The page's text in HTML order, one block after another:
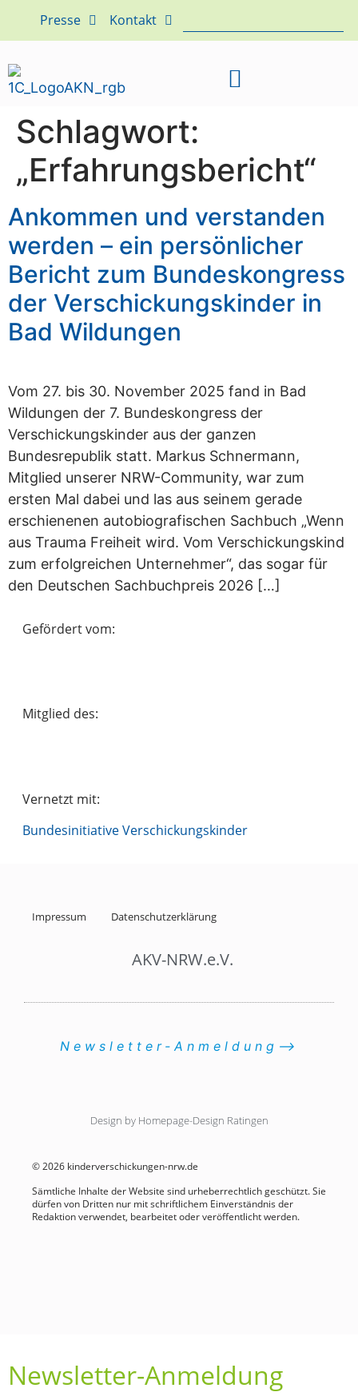
Presse Kontakt
Schlagwort:
„Erfahrungsbericht“
Ankommen und verstanden
werden – ein persönlicher
Bericht zum Bundeskongress
der Verschickungskinder in
Bad Wildungen
Vom 27. bis 30. November 2025 fand in Bad
Wildungen der 7. Bundeskongress der
Verschickungskinder aus der ganzen
Bundesrepublik statt. Markus Schnermann,
Mitglied unserer NRW-Community, war zum
ersten Mal dabei und las aus seinem gerade
erschienenen autobiografischen Sachbuch „Wenn
aus Trauma Freiheit wird. Vom Verschickungskind
zum erfolgreichen Unternehmer“, das sogar für
den Deutschen Sachbuchpreis 2026 […]
Gefördert vom:
Mitglied des:
Vernetzt mit:
Bundesinitiative Verschickungskinder
Impressum Datenschutzerklärung
AKV-NRW.e.V.
Newsletter-Anmeldung⟶
Design by Homepage-Design Ratingen
© 2026 kinderverschickungen-nrw.de
Sämtliche Inhalte der Website sind urheberrechtlich geschützt. Sie
dürfen von Dritten nur mit schriftlichem Einverständnis der
Redaktion verwendet, bearbeitet oder veröffentlicht werden.
Newsletter-Anmeldung